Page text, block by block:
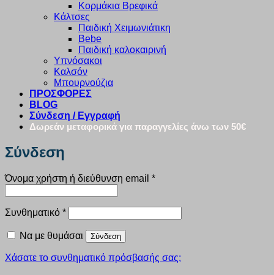
Κορμάκια Βρεφικά
Κάλτσες
Παιδική Χειμωνιάτικη
Bebe
Παιδική καλοκαιρινή
Υπνόσακοι
Καλσόν
Μπουρνούζια
ΠΡΟΣΦΟΡΕΣ
BLOG
Σύνδεση / Εγγραφή
Δωρεάν μεταφορικά για παραγγελίες άνω των 50€
Σύνδεση
Όνομα χρήστη ή διεύθυνση email *Απαιτείται
Συνθηματικό *Απαιτείται
Να με θυμάσαι Σύνδεση
Χάσατε το συνθηματικό πρόσβασής σας;